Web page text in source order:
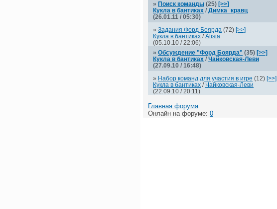
» Поиск команды (25) [>>]
Кукла в бантиках / Димка_кравц
(26.01.11 / 05:30)
» Задания Форд Боярда (72) [>>]
Кукла в бантиках /Alisia
(05.10.10 / 22:06)
» Обсуждение "Форд Боярда" (35) [>>]
Кукла в бантиках / Чайковская-Леви
(27.09.10 / 16:48)
» Набор команд для участия в игре (12) [>>]
Кукла в бантиках / Чайковская-Леви
(22.09.10 / 20:11)
Главная форума
Онлайн на форуме: 0